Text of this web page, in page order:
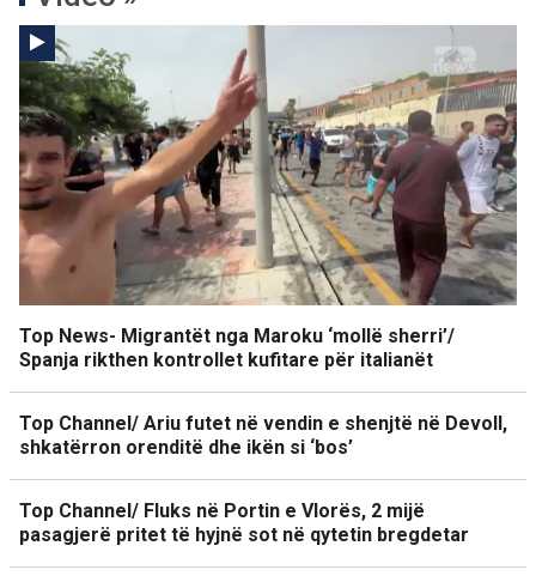
Top News- Migrantët nga Maroku ‘mollë sherri’/
Spanja rikthen kontrollet kufitare për italianët
Top Channel/ Ariu futet në vendin e shenjtë në Devoll,
shkatërron orenditë dhe ikën si ‘bos’
Top Channel/ Fluks në Portin e Vlorës, 2 mijë
pasagjerë pritet të hyjnë sot në qytetin bregdetar